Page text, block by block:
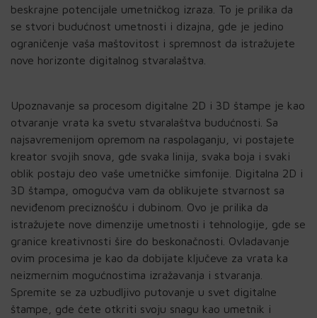
beskrajne potencijale umetničkog izraza. To je prilika da
se stvori budućnost umetnosti i dizajna, gde je jedino
ograničenje vaša maštovitost i spremnost da istražujete
nove horizonte digitalnog stvaralaštva.
Upoznavanje sa procesom digitalne 2D i 3D štampe je kao
otvaranje vrata ka svetu stvaralaštva budućnosti. Sa
najsavremenijom opremom na raspolaganju, vi postajete
kreator svojih snova, gde svaka linija, svaka boja i svaki
oblik postaju deo vaše umetničke simfonije. Digitalna 2D i
3D štampa, omogućva vam da oblikujete stvarnost sa
neviđenom preciznošću i dubinom. Ovo je prilika da
istražujete nove dimenzije umetnosti i tehnologije, gde se
granice kreativnosti šire do beskonačnosti. Ovladavanje
ovim procesima je kao da dobijate ključeve za vrata ka
neizmernim mogućnostima izražavanja i stvaranja.
Spremite se za uzbudljivo putovanje u svet digitalne
štampe, gde ćete otkriti svoju snagu kao umetnik i